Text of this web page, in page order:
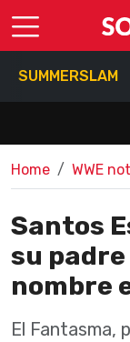
SUMMERSLAM
Home WWE
Santos
su
nombre
El Fantasma,